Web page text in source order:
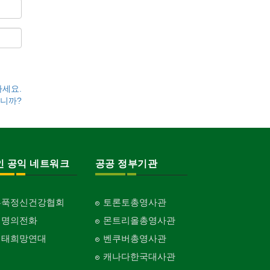
요.
까?
공익 네트워크
정신건강협회
의전화
희망연대
공공 정부기관
토론토총영사관
몬트리올총영사관
벤쿠버총영사관
캐나다한국대사관